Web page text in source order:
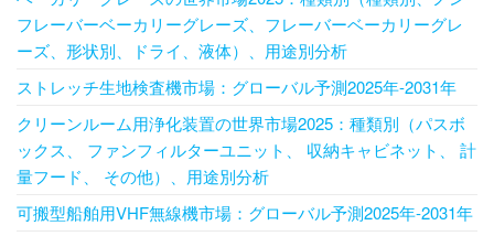
フレーバーベーカリーグレーズ、フレーバーベーカリーグレ
ーズ、形状別、ドライ、液体）、用途別分析
ストレッチ生地検査機市場：グローバル予測2025年-2031年
クリーンルーム用浄化装置の世界市場2025：種類別（パスボ
ックス、 ファンフィルターユニット、 収納キャビネット、 計
量フード、 その他）、用途別分析
可搬型船舶用VHF無線機市場：グローバル予測2025年-2031年